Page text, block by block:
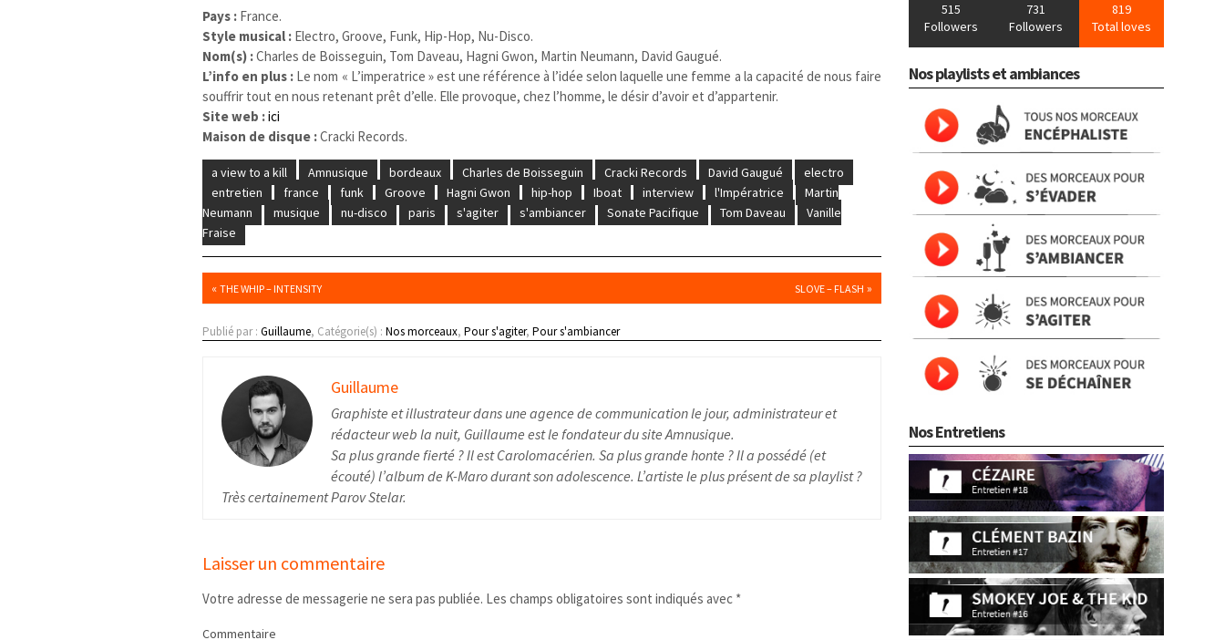
Pays : France.
Style musical : Electro, Groove, Funk, Hip-Hop, Nu-Disco.
Nom(s) :Charles de Boisseguin, Tom Daveau, Hagni Gwon, Martin Neumann, David Gaugué.
L’info en plus : Le nom « L’imperatrice » est une référence à l’idée selon laquelle une femme a la capacité de nous faire
souffrir tout en nous retenant prêt d’elle. Elle provoque, chez l’homme, le désir d’avoir et d’appartenir.
Site web :ici
Maison de disque :Cracki Records.
a view to a kill Amnusique bordeaux Charles de Boisseguin Cracki Records David Gaugué
electro
entretien
france funk Groove Hagni Gwon hip-hop Iboat interview l'Impératrice
Martin
Neumann
musique nu-disco paris s'agiter s'ambiancer Sonate Pacifique Tom Daveau
Vanille
Fraise
«THE WHIP – INTENSITY SLOVE – FLASH »
Publié par :Guillaume, Catégorie(s) :Nos morceaux,Pour s'agiter,Pour s'ambiancer
Guillaume
Graphiste et illustrateur dans une agence de communication le jour, administrateur et
rédacteur web la nuit, Guillaume est le fondateur du site Amnusique.
Sa plus grande fierté ? Il est Carolomacérien. Sa plus grande honte ? Il a possédé (et
écouté) l’album de K-Maro durant son adolescence. L’artiste le plus présent de sa playlist ?
Très certainement Parov Stelar.
Laisser un commentaire
Votre adresse de messagerie ne sera pas publiée. Les champs obligatoires sont indiqués avec *
Commentaire
515
Followers
731
Followers
819
Total loves
Nos playlists et ambiances
Nos Entretiens